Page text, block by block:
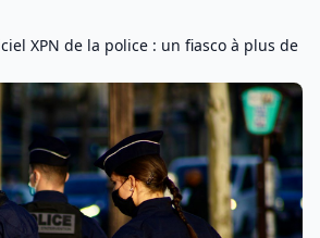
XPN de la police : un fiasco à plus de